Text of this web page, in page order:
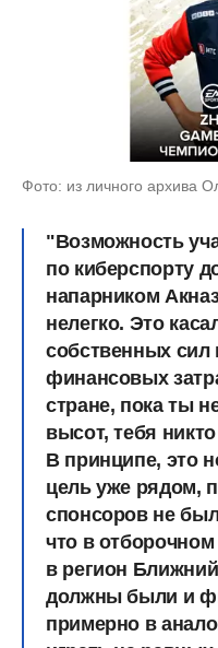
Фото: из личного архива
"Возможность
по киберспорту
напарником
нелегко. Это
собственных сил
финансовых
стране, пока ты
высот, тебя
В принципе, это
цель уже рядом,
спонсоров не
что в отборочном
в регион
должны были и
примерно в